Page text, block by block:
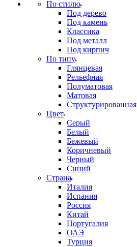
По стилю
Под дерево
Под камень
Классика
Под металл
Под кирпич
По типу
Глянцевая
Рельефная
Полуматовая
Матовая
Структурированная
Цвет
Серый
Белый
Бежевый
Коричневый
Черный
Синий
Страна
Италия
Испания
Россия
Китай
Португалия
ОАЭ
Турция